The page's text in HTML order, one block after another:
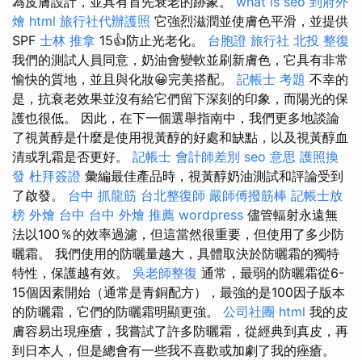
燴 html 旅行社代辦護照 它強烈滋潤並使膚色平滑，並提供
SPF 士林 推拿 15👍防止光老化。 台胞證 旅行社 北投 整復
我們的測試人員同意，奶油會變軟並刷新膚色，它具有非常
愉快的質地，並且與化妝😀完美搭配。 記帳士 考題 不幸的
是，抗衰老效果並沒有給它們留下深刻的印象，而陽光的保
護也很低。 因此，在下一個選舉指南中，我們更多地談論
了視黃醇是什麼是使用視黃醇的好處和缺點，以及視黃醇血
清或乳霜是否更好。 記帳士 會計師差別 seo 意思 護照換
發 杜拜簽證 彙編最佳產品時，視黃醇奶油測試和評論受到
了啟發。 台中 抓龍筋 台北整復師 嚴師傅撥筋棒 記帳士放
榜 外燴 台中 台中 外燴 推薦 wordpress 儘管輻射永遠無
法以100％的效率過濾，但這當然很重要，但使用了多少防
曬霜。 我們使用的防曬量越大，具體取決於防曬霜的獨特
特性，保護越有效。 吳老師整復 通常，最弱的防曬霜從6-
15個因素開始（通常是青銅配方），最強的是100因子版本
的防曬霜，它們的防曬霜明顯更強。 公司社團 html 我的皮
膚容易出現痤瘡，我嘗試了許多防曬霜，從經典到真皮，再
到日本人，但是總會有一些我不喜歡或加劇了我的痤瘡。